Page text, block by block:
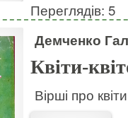
Переглядів: 5
Демченко
Квіти-
Вірші про